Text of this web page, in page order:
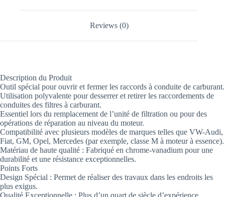
Reviews (0)
Description du Produit
Outil spécial pour ouvrir et fermer les raccords à conduite de carburant.
Utilisation polyvalente pour desserrer et retirer les raccordements de
conduites des filtres à carburant.
Essentiel lors du remplacement de l’unité de filtration ou pour des
opérations de réparation au niveau du moteur.
Compatibilité avec plusieurs modèles de marques telles que VW-Audi,
Fiat, GM, Opel, Mercedes (par exemple, classe M à moteur à essence).
Matériau de haute qualité : Fabriqué en chrome-vanadium pour une
durabilité et une résistance exceptionnelles.
Points Forts
Design Spécial : Permet de réaliser des travaux dans les endroits les
plus exigus.
Qualité Exceptionnelle : Plus d’un quart de siècle d’expérience